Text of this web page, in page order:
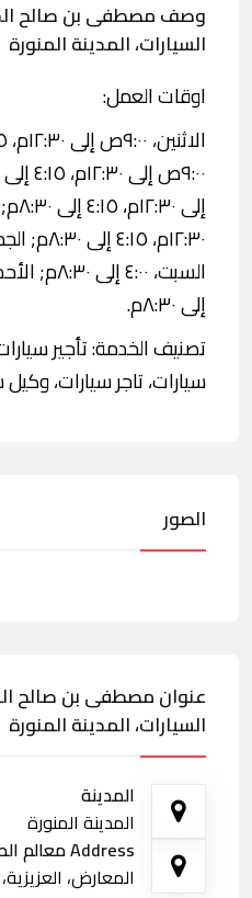
وصف مصطفى بن صالح
السيارات، المدينة المنورة
اوقات العمل:
إلى ٨:٣٠م.
تصنيف الخدمة: تأجير
سيارات، تاجر سيارات،
الصور
عنوان مصطفى بن صالح
السيارات، المدينة المنورة
المدينة
المدينة المنورة
Address معالم الطريق
المعارض، العزيزية،